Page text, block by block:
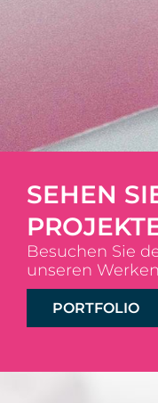
SEHEN
Besuchen Sie
unseren
PORTFOLIO